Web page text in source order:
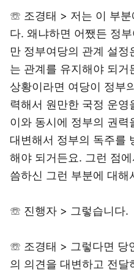
☏ 조경태 > 저는 이 부분
다. 왜냐하면 어쨌든 정
만 정부여당의 관계 설
는 관계를 유지해야 되거
상황이라면 여당이 정부
력해서 원만한 국정 운
이와 동시에 정부의 권
대변해서 정부의 독주를
해야 되거든요. 그런 점
씀하신 그런 부분에 대
☏ 진행자 > 그렇습니다.
☏ 조경태 > 그렇다면 당
의 의견을 대변하고 전